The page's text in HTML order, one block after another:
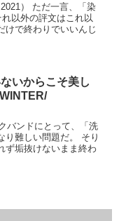
） ただ一言、「染
以外の評文はこれ以
けで終わりでいいんじ
いからこそ美し
バンドにとって、「洗
り難しい問題だ。 そり
ず垢抜けないまま終わ